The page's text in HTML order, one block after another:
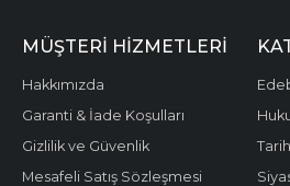
MÜŞTERI HIZMETLERI
Hakkımızda
Garanti & İade Koşulları
Gizlilik ve Güvenlik
Mesafeli Satış Sözleşmesi
Tarih